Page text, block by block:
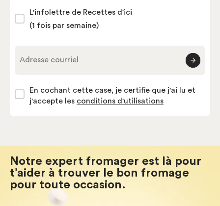
L'infolettre de Recettes d'ici
(1 fois par semaine)
Adresse courriel
En cochant cette case, je certifie que j'ai lu et
j'accepte les conditions d'utilisations
Notre expert fromager est là pour
t’aider à trouver le bon fromage
pour toute occasion.